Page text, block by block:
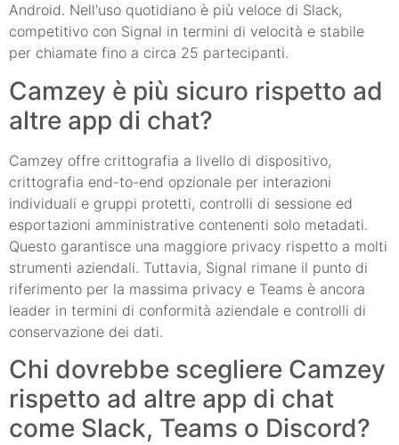
Android. Nell'uso quotidiano è più veloce di Slack,
competitivo con Signal in termini di velocità e stabile
per chiamate fino a circa 25 partecipanti.
Camzey è più sicuro rispetto ad
altre app di chat?
Camzey offre crittografia a livello di dispositivo,
crittografia end-to-end opzionale per interazioni
individuali e gruppi protetti, controlli di sessione ed
esportazioni amministrative contenenti solo metadati.
Questo garantisce una maggiore privacy rispetto a molti
strumenti aziendali. Tuttavia, Signal rimane il punto di
riferimento per la massima privacy e Teams è ancora
leader in termini di conformità aziendale e controlli di
conservazione dei dati.
Chi dovrebbe scegliere Camzey
rispetto ad altre app di chat
come Slack, Teams o Discord?